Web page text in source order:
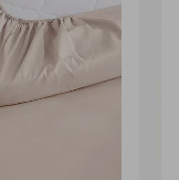
suosikkeihin